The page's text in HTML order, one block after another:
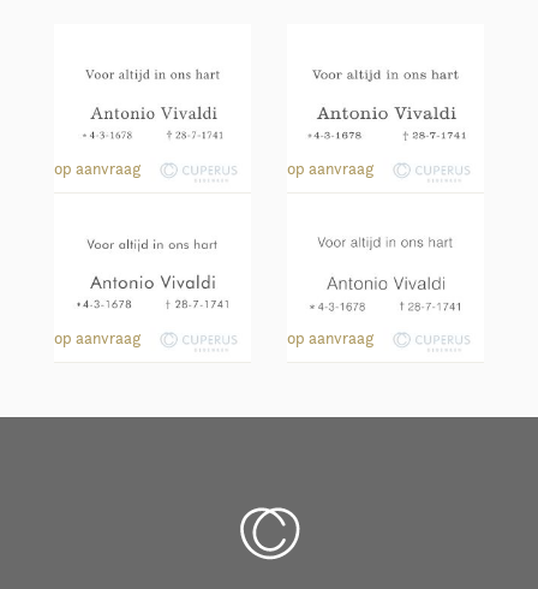
113
op aanvraag 152
op aanvraag
211
op aanvraag 251
op aanvraag